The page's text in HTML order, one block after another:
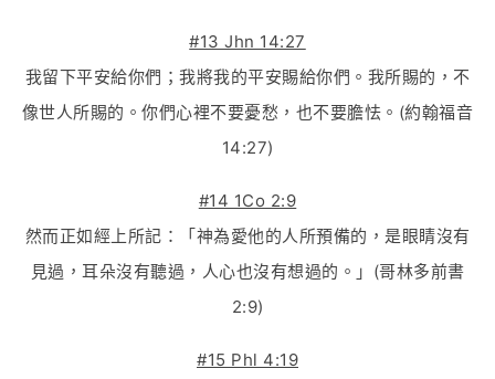
#13 Jhn 14:27
我留下平安給你們；我將我的平安賜給你們。我所賜的，不
像世人所賜的。你們心裡不要憂愁，也不要膽怯。(約翰福音
14:27)
#14 1Co 2:9
然而正如經上所記：「神為愛他的人所預備的，是眼睛沒有
見過，耳朵沒有聽過，人心也沒有想過的。」(哥林多前書
2:9)
#15 Phl 4:19